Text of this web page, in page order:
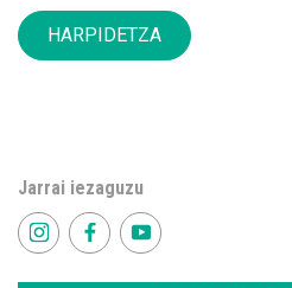
HARPIDETZA
Jarrai iezaguzu